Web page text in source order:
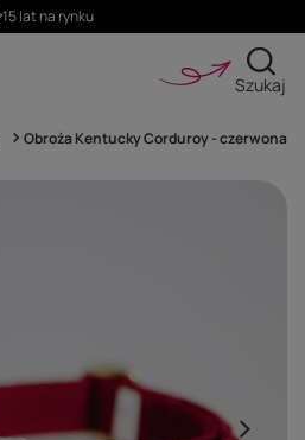
15 lat na rynku
Szukaj
Obroża Kentucky Corduroy - czerwona